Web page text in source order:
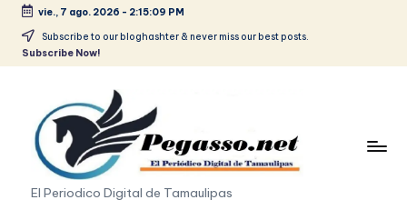
Saltar
vie., 7 ago. 2026 - 2:15:09 PM
Subscribe to our bloghashter & never miss our best posts.
Subscribe Now!
p
El Periodico Digital de Tamaulipas